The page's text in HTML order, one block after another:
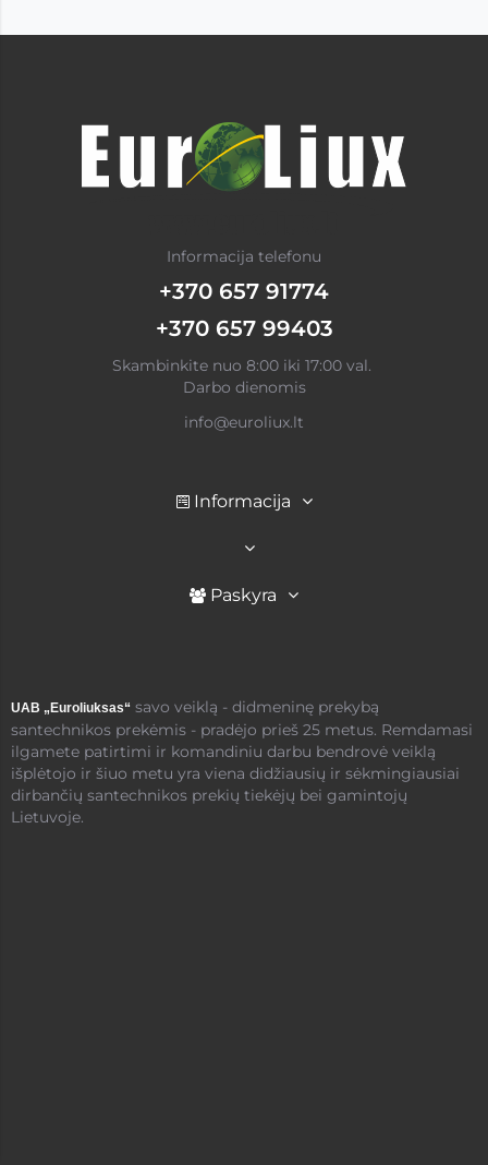
Informacija telefonu
+370 657 91774
+370 657 99403
Skambinkite nuo 8:00 iki 17:00 val.
Darbo dienomis
info@euroliux.lt
Informacija
Paskyra
UAB „Euroliuksas“ savo veiklą - didmeninę prekybą
santechnikos prekėmis - pradėjo prieš 25 metus. Remdamasi
ilgamete patirtimi ir komandiniu darbu bendrovė veiklą
išplėtojo ir šiuo metu yra viena didžiausių ir sėkmingiausiai
dirbančių santechnikos prekių tiekėjų bei gamintojų
Lietuvoje.